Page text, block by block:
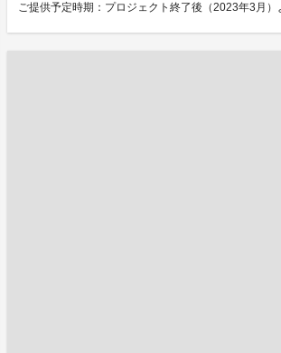
ご提供予定時期：プロジェクト終了後（2023年3月）